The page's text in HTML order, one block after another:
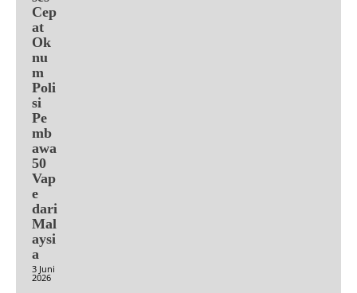
Cep
at
Ok
nu
m
Poli
si
Pe
mb
awa
50
Vap
e
dari
Mal
aysi
a
3 Juni
2026